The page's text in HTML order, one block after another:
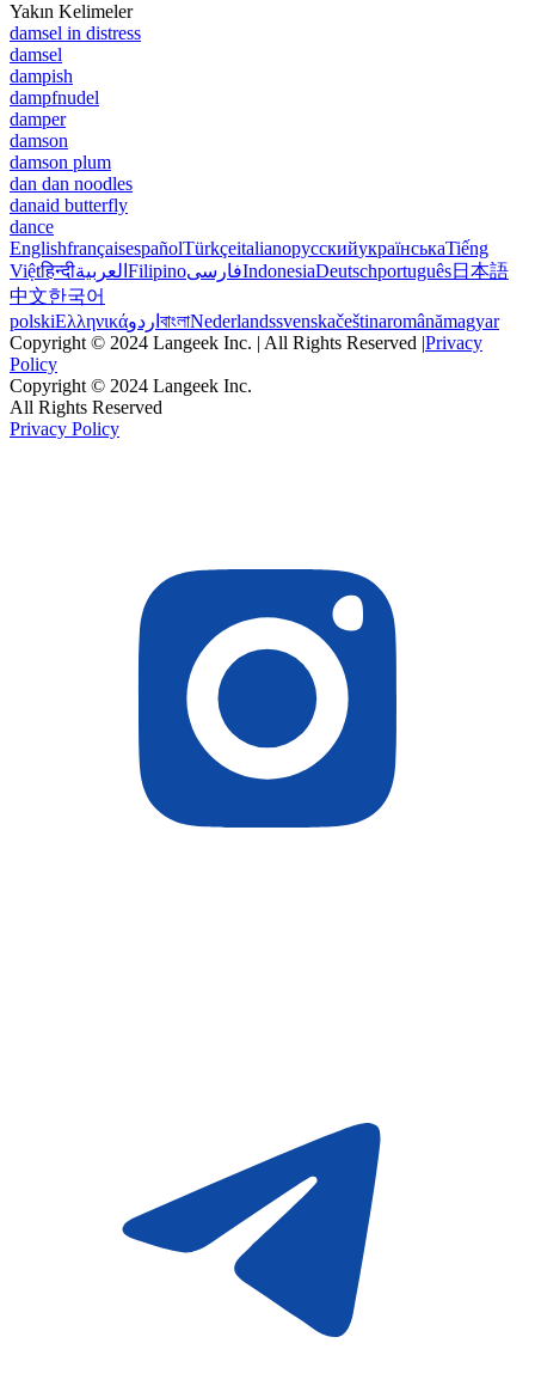
Yakın Kelimeler
damsel in distress
damsel
dampish
dampfnudel
damper
damson
damson plum
dan dan noodles
danaid butterfly
dance
EnglishfrançaisespañolTürkçeitalianoрусскийукраїнськаTiếng
Việtहिन्दीالعربية FilipinoفارسیIndonesiaDeutschportuguês日本語
中文한국어
polskiΕλληνικάاردو বাংলাNederlandssvenskačeštinaromânămagyar
Copyright © 2024 Langeek Inc. | All Rights Reserved |Privacy
Policy
Copyright © 2024 Langeek Inc.
All Rights Reserved
Privacy Policy